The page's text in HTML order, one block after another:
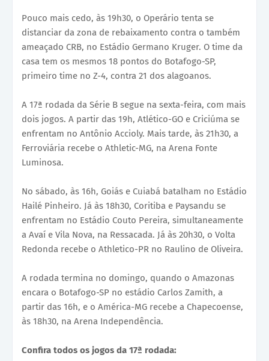
Pouco mais cedo, às 19h30, o Operário tenta se
distanciar da zona de rebaixamento contra o também
ameaçado CRB, no Estádio Germano Kruger. O time da
casa tem os mesmos 18 pontos do Botafogo-SP,
primeiro time no Z-4, contra 21 dos alagoanos.
A 17ª rodada da Série B segue na sexta-feira, com mais
dois jogos. A partir das 19h, Atlético-GO e Criciúma se
enfrentam no Antônio Accioly. Mais tarde, às 21h30, a
Ferroviária recebe o Athletic-MG, na Arena Fonte
Luminosa.
No sábado, às 16h, Goiás e Cuiabá batalham no Estádio
Hailé Pinheiro. Já às 18h30, Coritiba e Paysandu se
enfrentam no Estádio Couto Pereira, simultaneamente
a Avaí e Vila Nova, na Ressacada. Já às 20h30, o Volta
Redonda recebe o Athletico-PR no Raulino de Oliveira.
A rodada termina no domingo, quando o Amazonas
encara o Botafogo-SP no estádio Carlos Zamith, a
partir das 16h, e o América-MG recebe a Chapecoense,
às 18h30, na Arena Independência.
Confira todos os jogos da 17ª rodada: